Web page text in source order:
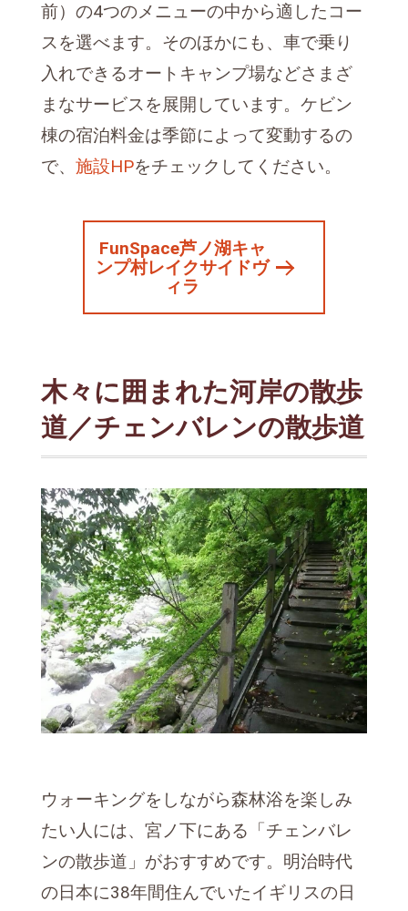
前）の4つのメニューの中から適したコー
スを選べます。そのほかにも、車で乗り
入れできるオートキャンプ場などさまざ
まなサービスを展開しています。ケビン
棟の宿泊料金は季節によって変動するの
で、 施設HPをチェックしてください。
FunSpace芦ノ湖キャ
ンプ村レイクサイドヴ
ィラ
木々に囲まれた河岸の散歩
道／チェンバレンの散歩道
ウォーキングをしながら森林浴を楽しみ
たい人には、宮ノ下にある「チェンバレ
ンの散歩道」がおすすめです。明治時代
の日本に38年間住んでいたイギリスの日